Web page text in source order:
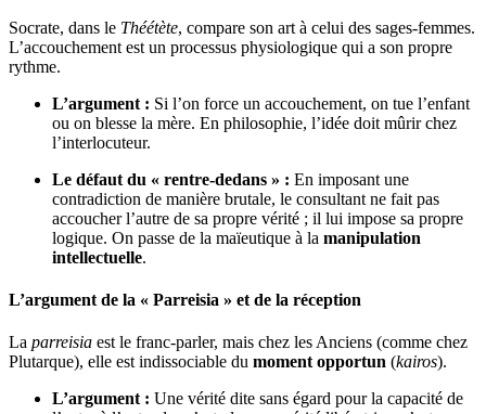
Socrate, dans le Théétète, compare son art à celui des sages-femmes.
L’accouchement est un processus physiologique qui a son propre
rythme.
L’argument : Si l’on force un accouchement, on tue l’enfant
ou on blesse la mère. En philosophie, l’idée doit mûrir chez
l’interlocuteur.
Le défaut du « rentre-dedans » : En imposant une
contradiction de manière brutale, le consultant ne fait pas
accoucher l’autre de sa propre vérité ; il lui impose sa propre
logique. On passe de la maïeutique à la manipulation
intellectuelle.
L’argument de la « Parreisia » et de la réception
La parreisia est le franc-parler, mais chez les Anciens (comme chez
Plutarque), elle est indissociable du moment opportun (kairos).
L’argument : Une vérité dite sans égard pour la capacité de